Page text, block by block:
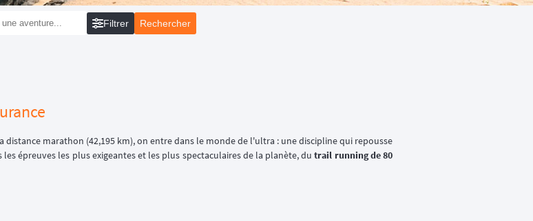
Filtrer
marathon (42,195 km), on entre dans le monde de l'ultra : une discipline qui repousse
les épreuves les plus exigeantes et les plus spectaculaires de la planète, dutrail running de 80